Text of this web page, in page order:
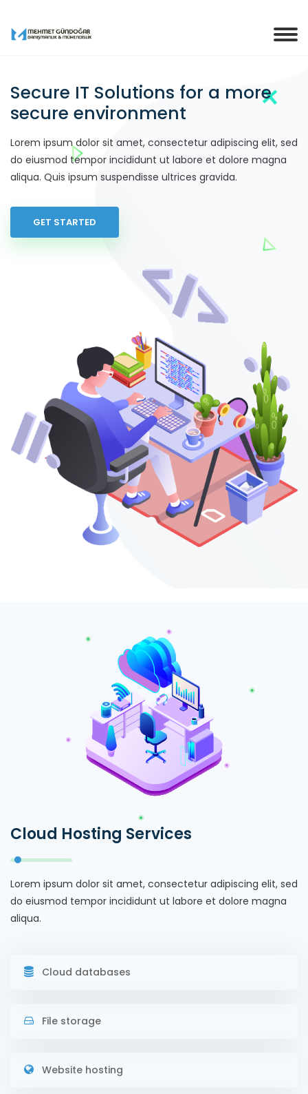
Secure IT Solutions for a more
secure environment
Lorem ipsum dolor sit amet, consectetur adipiscing elit, sed
do eiusmod tempor incididunt ut labore et dolore magna
aliqua. Quis ipsum suspendisse ultrices gravida.
GET STARTED
Cloud Hosting Services
Lorem ipsum dolor sit amet, consectetur adipiscing elit, sed
do eiusmod tempor incididunt ut labore et dolore magna
aliqua.
Cloud databases
File storage
Website hosting